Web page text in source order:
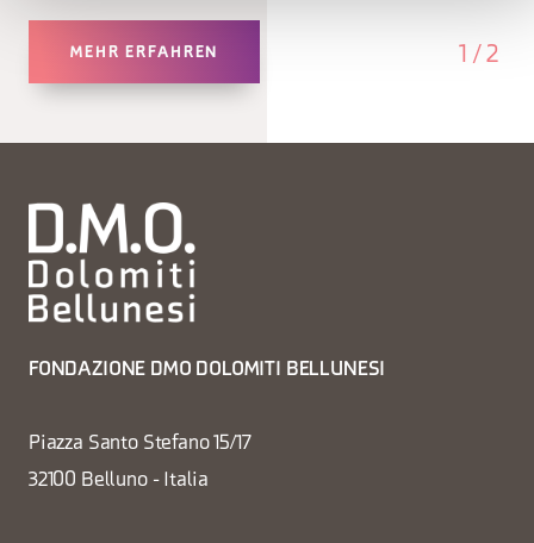
MEHR ERFAHREN 1 /2
FONDAZIONE DMO DOLOMITI BELLUNESI
Piazza Santo Stefano 15/17
32100 Belluno - Italia